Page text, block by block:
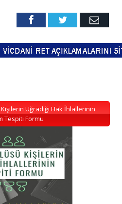
FacebookTwitter Email
Uğradığı Hak İhlallerinin
Tespiti Formu